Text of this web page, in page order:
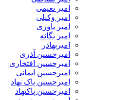
امیر نعیمی
امیر وکیلی
امیر یاوری
امیر یگانه
امیربهادر
امیرحسین آذری
امیرحسین افتخاری
امیرحسین ایمانی
امیرحسین پاک نهاد
امیرحسین پاکنهاد